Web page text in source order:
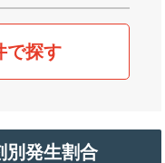
で探す
別発生割合